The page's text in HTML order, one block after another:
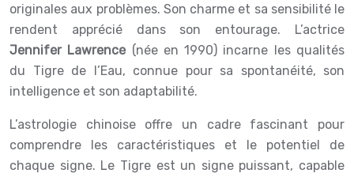
originales aux problèmes. Son charme et sa sensibilité le
rendent apprécié dans son entourage. L’actrice
Jennifer Lawrence (née en 1990) incarne les qualités
du Tigre de l’Eau, connue pour sa spontanéité, son
intelligence et son adaptabilité.
L’astrologie chinoise offre un cadre fascinant pour
comprendre les caractéristiques et le potentiel de
chaque signe. Le Tigre est un signe puissant, capable